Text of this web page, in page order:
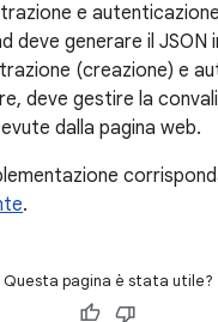
e
deve generare il JSON
(creazione) e
deve gestire la
dalla pagina web.
.
Questa pagina è stata utile?